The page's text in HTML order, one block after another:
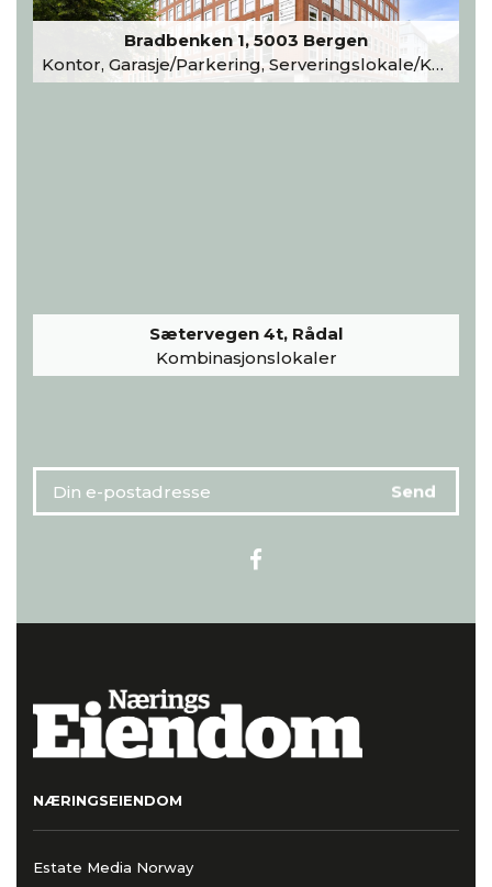
Bradbenken 1, 5003 Bergen
Kontor, Garasje/Parkering, Serveringslokale/Kantine, Undervisning/Arrangement
Sætervegen 4t, Rådal
Kombinasjonslokaler
NÆRINGSEIENDOM
Estate Media Norway